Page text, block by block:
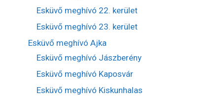
Esküvő meghívó 22. kerület
Esküvő meghívó 23. kerület
Esküvő meghívó Ajka
Esküvő meghívó Jászberény
Esküvő meghívó Kaposvár
Esküvő meghívó Kiskunhalas